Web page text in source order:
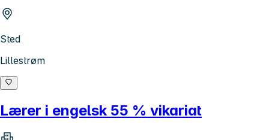
Sted
Lillestrøm
Lærer i engelsk 55 % vikariat